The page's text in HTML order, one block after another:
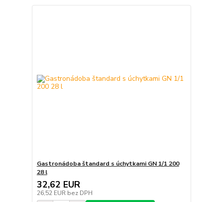
Gastronádoba štandard s úchytkami GN 1/1 200
28 l
32,62 EUR
26,52 EUR bez DPH